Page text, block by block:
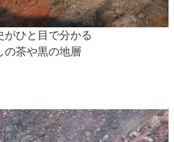
がひと目で分かる
の茶や黒の地層